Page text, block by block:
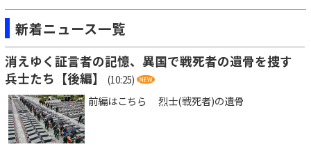
新着ニュース一覧
消えゆく証言者の記憶、異国で戦死者の遺骨を捜す
兵士たち【後編】
(10:25)
前編はこちら 烈士(戦死者)の遺骨